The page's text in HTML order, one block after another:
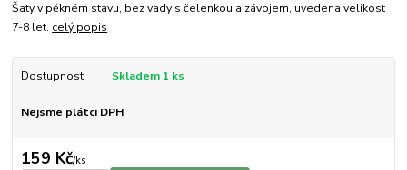
Šaty v pěkném stavu, bez vady s čelenkou a závojem, uvedena velikost
7-8 let. celý popis
Dostupnost Skladem 1 ks
Nejsme plátci DPH
159 Kč/ks